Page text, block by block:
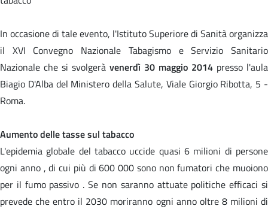
In occasione di tale evento, l'Istituto Superiore di Sanità organizza
il XVI Convegno Nazionale Tabagismo e Servizio Sanitario
Nazionale che si svolgerà venerdì 30 maggio 2014 presso l'aula
Biagio D'Alba del Ministero della Salute, Viale Giorgio Ribotta, 5 -
Roma.
Aumento delle tasse sul tabacco
L'epidemia globale del tabacco uccide quasi 6 milioni di persone
ogni anno , di cui più di 600 000 sono non fumatori che muoiono
per il fumo passivo . Se non saranno attuate politiche efficaci si
prevede che entro il 2030 moriranno ogni anno oltre 8 milioni di